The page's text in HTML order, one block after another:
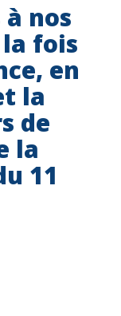
nos
fois
en
la
de
la
11